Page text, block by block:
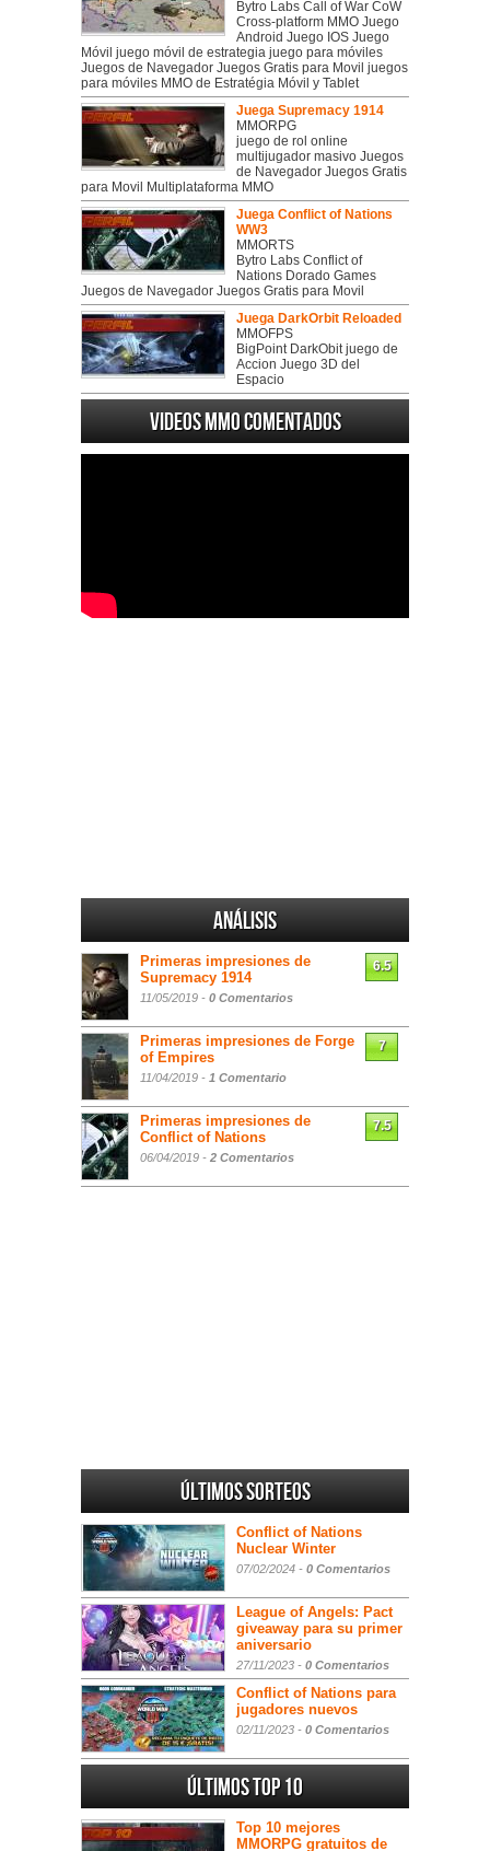
Bytro Labs Call of War CoW
Cross-platform MMO Juego
Android Juego IOS Juego
Móvil juego móvil de estrategia juego para móviles
Juegos de Navegador Juegos Gratis para Movil juegos
para móviles MMO de Estratégia Móvil y Tablet
Juega Supremacy 1914
MMORPG
juego de rol online
multijugador masivo Juegos
de Navegador Juegos Gratis
para Movil Multiplataforma MMO
Juega Conflict of Nations
WW3
MMORTS
Bytro Labs Conflict of
Nations Dorado Games
Juegos de Navegador Juegos Gratis para Movil
Juega DarkOrbit Reloaded
MMOFPS
BigPoint DarkObit juego de
Accion Juego 3D del
Espacio
Videos MMO Comentados
Análisis
Primeras impresiones de
Supremacy 1914
11/05/2019 - 0 Comentarios
6.5
Primeras impresiones de Forge
of Empires
11/04/2019 - 1 Comentario
7
Primeras impresiones de
Conflict of Nations
06/04/2019 - 2 Comentarios
7.5
Últimos sorteos
Conflict of Nations
Nuclear Winter
07/02/2024 - 0 Comentarios
League of Angels: Pact
giveaway para su primer
aniversario
27/11/2023 - 0 Comentarios
Conflict of Nations para
jugadores nuevos
02/11/2023 - 0 Comentarios
Últimos Top 10
Top 10 mejores
MMORPG gratuitos de